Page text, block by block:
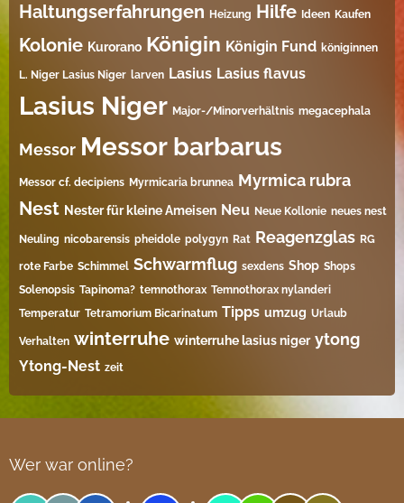
Haltungserfahrungen Heizung Hilfe Ideen Kaufen
Kolonie Kurorano Königin Königin Fund königinnen
L. Niger Lasius Niger larven Lasius Lasius flavus
Lasius Niger Major-/Minorverhältnis megacephala
Messor Messor barbarus
Messor cf. decipiens Myrmicaria brunnea Myrmica rubra
Nest Nester für kleine Ameisen Neu Neue Kollonie neues nest
Neuling nicobarensis pheidole polygyn Rat Reagenzglas RG
rote Farbe Schimmel Schwarmflug sexdens Shop Shops
Solenopsis Tapinoma? temnothorax Temnothorax nylanderi
Temperatur Tetramorium Bicarinatum​ Tipps umzug Urlaub
Verhalten winterruhe winterruhe lasius niger ytong
Ytong-Nest zeit
Wer war online?